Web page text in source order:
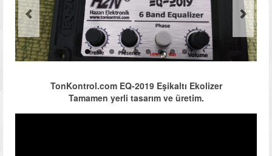
Fotolar
Videolar
TonKontrol.com EQ-2019 Eşikaltı Ekolizer
Tamamen yerli tasarım ve üretim.